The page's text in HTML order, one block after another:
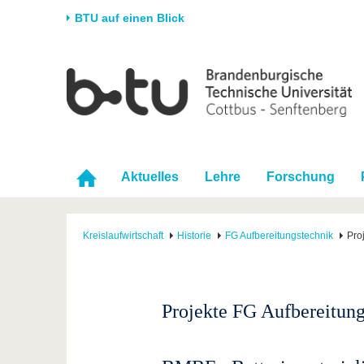
BTU auf einen Blick
Universität
Karriere & Engagement
Partnerschaften &
Strukturwandel
Forschung
Förderung
Wissenschaftlicher
Nachwuchs
Im
Aktuelles Lehre Forschung
Kreislaufwirtschaft Historie FG Aufbereitungstechnik
Projekte FG